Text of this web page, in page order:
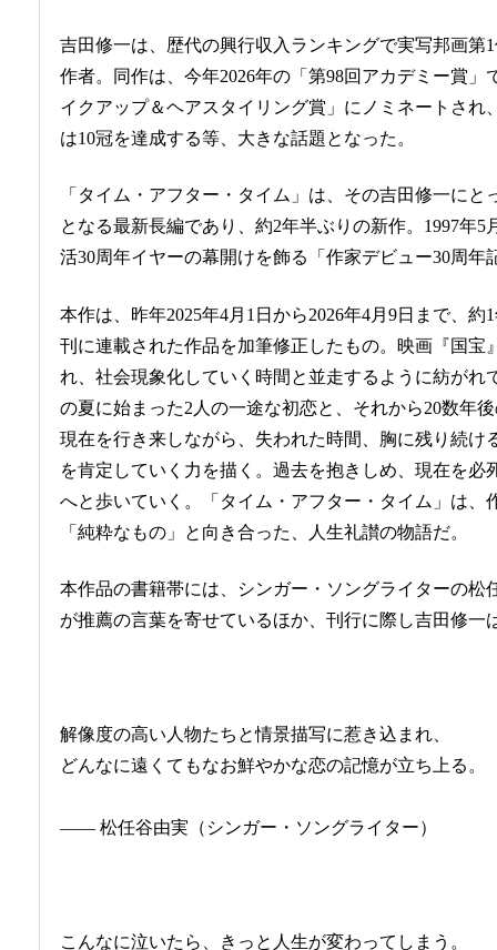
吉田修一は、歴代の興行収入ランキングで実写邦画第
作者。同作は、今年2026年の「第98回アカデミー賞」
イクアップ＆ヘアスタイリング賞」にノミネートされ
は10冠を達成する等、大きな話題となった。
「タイム・アフター・タイム」は、その吉田修一に
となる最新長編であり、約2年半ぶりの新作。1997年
活30周年イヤーの幕開けを飾る「作家デビュー30周年
本作は、昨年2025年4月1日から2026年4月9日まで、
刊に連載された作品を加筆修正したもの。映画『国宝
れ、社会現象化していく時間と並走するように紡がれ
の夏に始まった2人の一途な初恋と、それから20数年
現在を行き来しながら、失われた時間、胸に残り続け
を肯定していく力を描く。過去を抱きしめ、現在を必
へと歩いていく。「タイム・アフター・タイム」は、
「純粋なもの」と向き合った、人生礼讃の物語だ。
本作品の書籍帯には、シンガー・ソングライターの松
が推薦の言葉を寄せているほか、刊行に際し吉田修一
解像度の高い人物たちと情景描写に惹き込まれ、
どんなに遠くてもなお鮮やかな恋の記憶が立ち上る。
―― 松任谷由実（シンガー・ソングライター）
こんなに泣いたら、きっと人生が変わってしまう。